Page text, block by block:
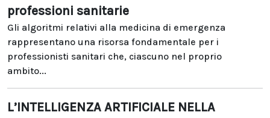
professioni sanitarie
Gli algoritmi relativi alla medicina di emergenza
rappresentano una risorsa fondamentale per i
professionisti sanitari che, ciascuno nel proprio
ambito...
L’INTELLIGENZA ARTIFICIALE NELLA